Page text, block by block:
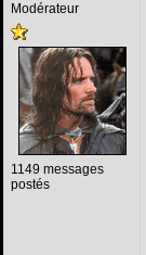
Modérateur
1149 messages
postés